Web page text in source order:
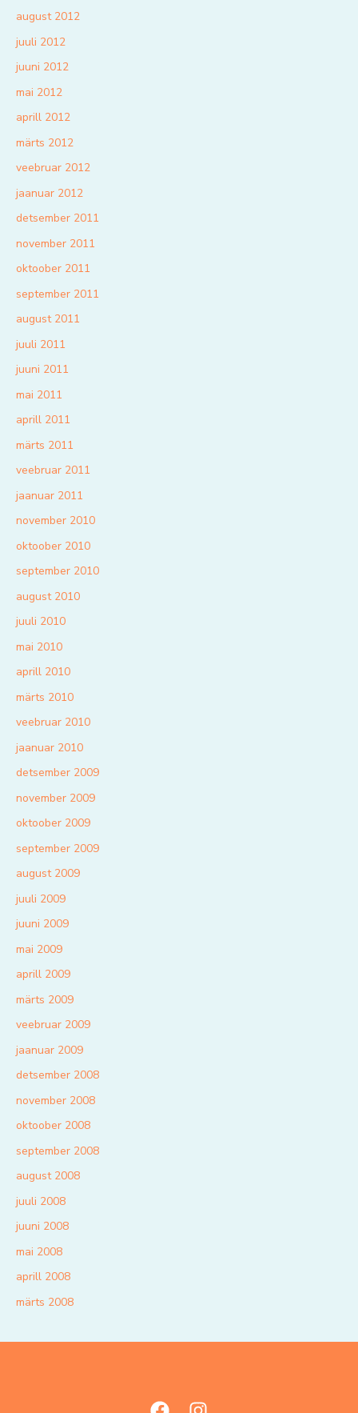
august 2012
juuli 2012
juuni 2012
mai 2012
aprill 2012
märts 2012
veebruar 2012
jaanuar 2012
detsember 2011
november 2011
oktoober 2011
september 2011
august 2011
juuli 2011
juuni 2011
mai 2011
aprill 2011
märts 2011
veebruar 2011
jaanuar 2011
november 2010
oktoober 2010
september 2010
august 2010
juuli 2010
mai 2010
aprill 2010
märts 2010
veebruar 2010
jaanuar 2010
detsember 2009
november 2009
oktoober 2009
september 2009
august 2009
juuli 2009
juuni 2009
mai 2009
aprill 2009
märts 2009
veebruar 2009
jaanuar 2009
detsember 2008
november 2008
oktoober 2008
september 2008
august 2008
juuli 2008
juuni 2008
mai 2008
aprill 2008
märts 2008